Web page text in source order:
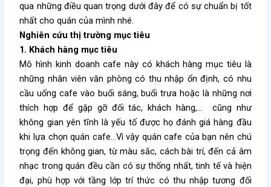
qua những điều quan trọng dưới đây để có sự chuẩn bị tốt
nhất cho quán của mình nhé.
Nghiên cứu thị trường mục tiêu
1. Khách hàng mục tiêu
Mô hình kinh doanh cafe này có khách hàng mục tiêu là
nhữngnhân viên văn phòng có thu nhập ổn định, có nhu
cầu uống cafe vào buổi sáng, buổi trưa hoặc là những nơi
thích hợp để gặp gỡ đối tác, khách hàng,… cũng như
không gian yên tĩnh là yếu tố được họ đánh giá hàng đầu
khi lựa chọn quán cafe…Vì vậy quán cafe của bạn nên chú
trọng đến không gian, từ màu sắc, cách bài trí, đến cả âm
nhạc trong quán đều cần có sự thống nhất, tinh tế và hiện
đại, phù hợp với tầng lớp trí thức có thu nhập tương đối